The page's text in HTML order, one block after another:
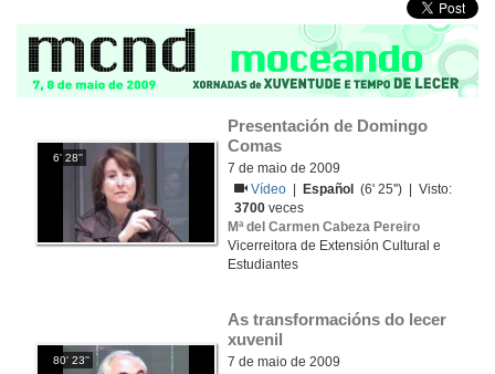
6' 28''
Presentación de Domingo
Comas
7 de maio de 2009
Vídeo
Español
(6' 25'') | Visto:
3700 veces
Mª del Carmen Cabeza Pereiro
Vicerreitora de Extensión Cultural e
Estudiantes
80' 23''
As transformacións do lecer
xuvenil
7 de maio de 2009